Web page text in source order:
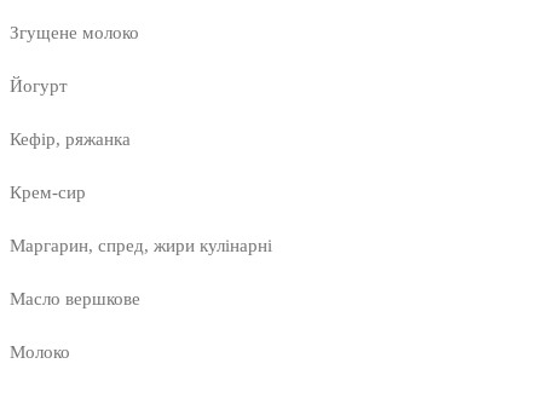
Згущене молоко
Йогурт
Кефір, ряжанка
Крем-сир
Маргарин, спред, жири кулінарні
Масло вершкове
Молоко